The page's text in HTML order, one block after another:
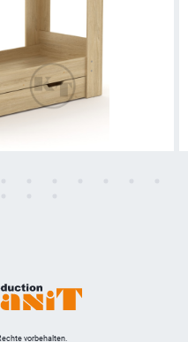
vorbehalten.